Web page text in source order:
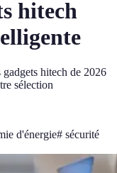
hitech
hitech de 2026
sélection
d'énergie# sécurité